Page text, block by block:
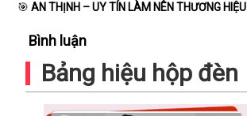
🎯 AN THỊNH – UY TÍN LÀM NÊN THƯƠNG
Bình luận
Bảng hiệu hộp đèn